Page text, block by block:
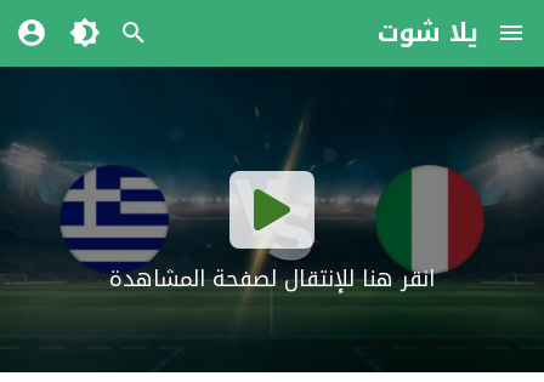
يلا شوت
انقر هنا للإنتقال لصفحة المشاهدة